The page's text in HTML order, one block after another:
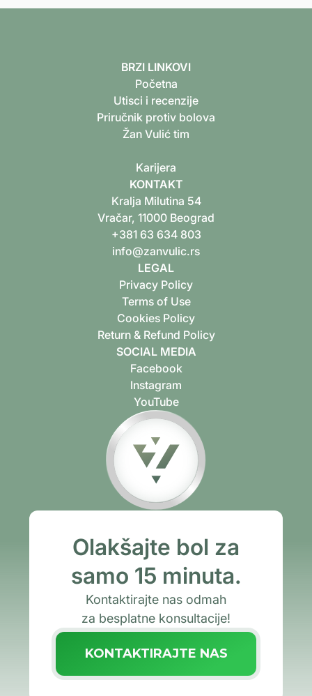
BRZI LINKOVI
Početna
Utisci i recenzije
Priručnik protiv bolova
Žan Vulić tim
K‍arijera
KONTAKT
Kralja Milutina 54
Vračar, 11000 Beograd
+381 63 634 803
info@zanvulic.rs
LEGAL
Privacy Policy
Terms of Use
Cookies Policy
Return & Refund Policy
SOCIAL MEDIA
Facebook
Instagram
YouTube
Olakšajte bol za
samo 15 minuta.
Kontaktirajte nas odmah
za besplatne konsultacije!
KONTAKTIRAJTE NAS